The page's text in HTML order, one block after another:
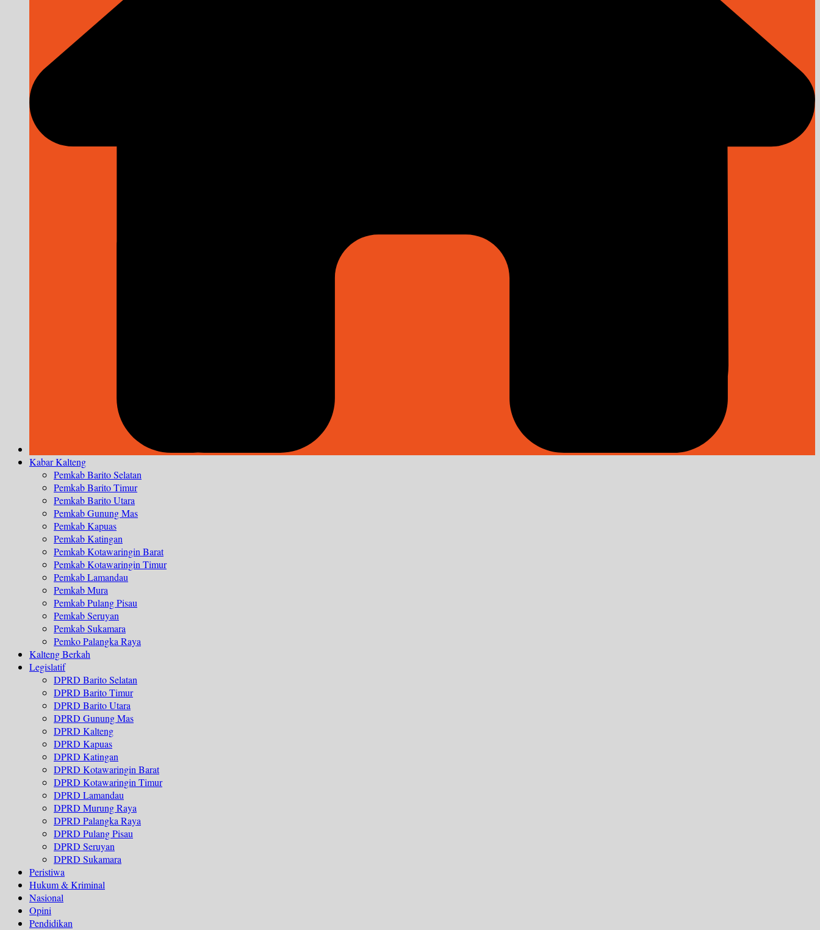
Kabar Kalteng
Pemkab Barito Selatan
Pemkab Barito Timur
Pemkab Barito Utara
Pemkab Gunung Mas
Pemkab Kapuas
Pemkab Katingan
Pemkab Kotawaringin Barat
Pemkab Kotawaringin Timur
Pemkab Lamandau
Pemkab Mura
Pemkab Pulang Pisau
Pemkab Seruyan
Pemkab Sukamara
Pemko Palangka Raya
Kalteng Berkah
Legislatif
DPRD Barito Selatan
DPRD Barito Timur
DPRD Barito Utara
DPRD Gunung Mas
DPRD Kalteng
DPRD Kapuas
DPRD Katingan
DPRD Kotawaringin Barat
DPRD Kotawaringin Timur
DPRD Lamandau
DPRD Murung Raya
DPRD Palangka Raya
DPRD Pulang Pisau
DPRD Seruyan
DPRD Sukamara
Peristiwa
Hukum & Kriminal
Nasional
Opini
Pendidikan